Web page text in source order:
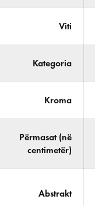
Viti
Kategoria
Kroma
Përmasat (në
centimetër)
Abstrakt